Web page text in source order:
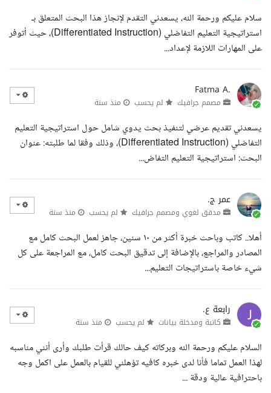
سلام عليكم ورحمة الله، يسعدني التقدم لإنجاز هذا البحث المتعلق بـ
استراتيجية التعليم التفاضلي (Differentiated Instruction)، حيث أتوفر
على المهارات اللازمة لإعداد...
Fatma A.
مصمم جرافيك لم يحسب منذ سنة
يسعدني تقديم عرضي لتنفيذ بحث يدوي شامل حول استراتيجية التعليم
التفاضلي (Differentiated Instruction)، وذلك وفقا لما طلبته: عنوان
البحث: استراتيجية التعليم التفاض...
عمر ج.
مدقق لغوي ومصمم جرافيك لم يحسب منذ سنة
أهلا.. كاتب وباحث خبرة أكثر من ١٠ سنين، جاهز لعمل البحث كامل مع
المصادر والمراجع، بالإضافة إلى تدقيق البحث كامل، مع المراجعة على كل
شيء خاصة باستراتيجات التعليم...
رابعة ع.
كاتبة ومدخلة بيانات لم يحسب منذ سنة
السلام عليكم ورحمة الله وبركاته كيف حالك قرأت طلبك وأرى أنني مناسبه
لهذا العمل تماما فأنا لدى خبره كافيه تؤهلني للقيام بالعمل على اكمل وجه
باحترافية عالية ودقة ...